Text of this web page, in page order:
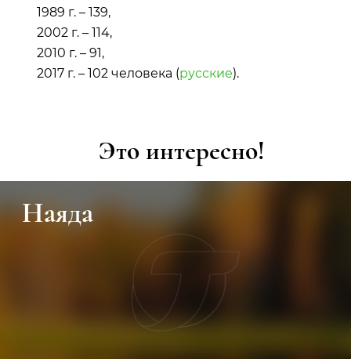
1989 г. – 139,
2002 г. – 114,
2010 г. – 91,
2017 г. – 102 человека (русские).
Это интересно!
Видеогалерея